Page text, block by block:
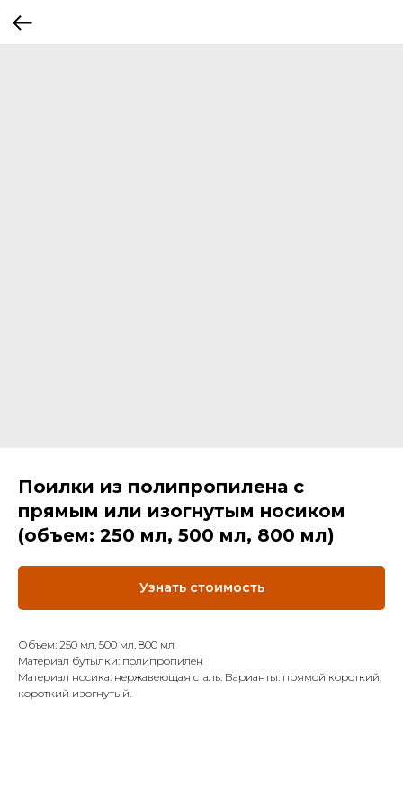
Поилки из полипропилена с
прямым или изогнутым носиком
(объем: 250 мл, 500 мл, 800 мл)
Узнать стоимость
Объем: 250 мл, 500 мл, 800 мл
Материал бутылки: полипропилен
Материал носика: нержавеющая сталь. Варианты: прямой короткий,
короткий изогнутый.